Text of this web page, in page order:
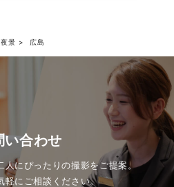
景 広島
い合わせ
人にぴったりの撮影をご提案。
軽にご相談ください。